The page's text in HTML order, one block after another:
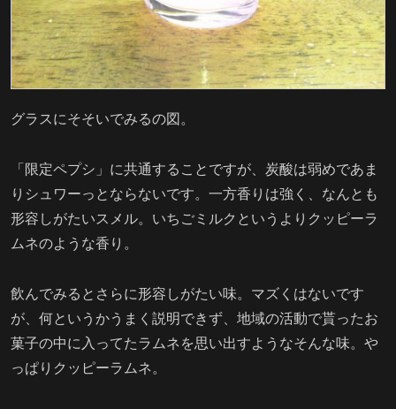
グラスにそそいでみるの図。
「限定ペプシ」に共通することですが、炭酸は弱めであま
りシュワーっとならないです。一方香りは強く、なんとも
形容しがたいスメル。いちごミルクというよりクッピーラ
ムネのような香り。
飲んでみるとさらに形容しがたい味。マズくはないです
が、何というかうまく説明できず、地域の活動で貰ったお
菓子の中に入ってたラムネを思い出すようなそんな味。や
っぱりクッピーラムネ。